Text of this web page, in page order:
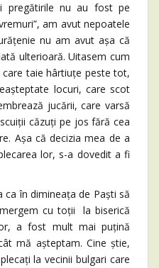
pregătirile nu au fost pe
am avut nepoatele
nu am avut așa că
ulterioară. Uitasem cum
taie hârtiuțe peste tot,
locuri, care scot
jucării, care varsă
căzuți pe jos fără cea
Așa că decizia mea de a
lor, s-a dovedit a fi
în dimineața de Paști să
cu toții la biserică
a fost mult mai puțină
mă așteptam. Cine știe,
la vecinii bulgari care